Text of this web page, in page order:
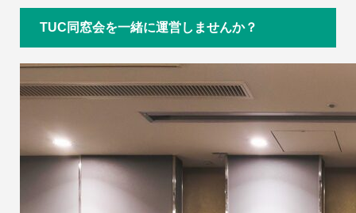
TUC同窓会を一緒に運営しませんか？